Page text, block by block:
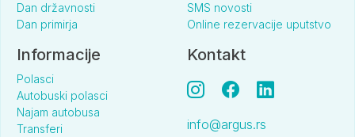
Dan državnosti
Dan primirja
SMS novosti
Online rezervacije uputstvo
Informacije
Polasci
Autobuski polasci
Najam autobusa
Transferi
Kontakt
info@argus.rs